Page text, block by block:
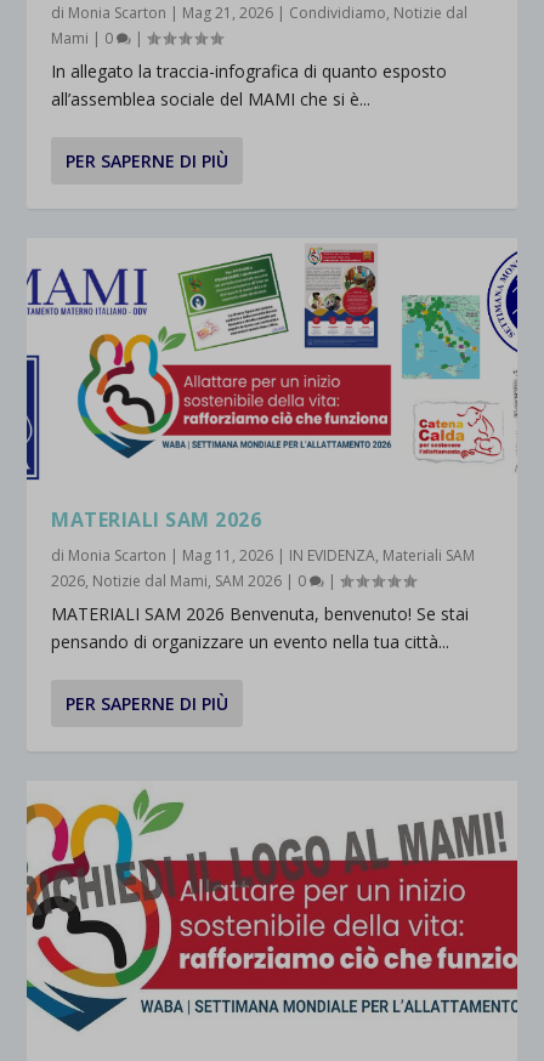
di Monia Scarton | Mag 21, 2026 | Condividiamo, Notizie dal
Mami | 0 |
In allegato la traccia-infografica di quanto esposto
all’assemblea sociale del MAMI che si è...
PER SAPERNE DI PIÙ
MATERIALI SAM 2026
di Monia Scarton | Mag 11, 2026 | IN EVIDENZA, Materiali SAM
2026, Notizie dal Mami, SAM 2026 | 0 |
MATERIALI SAM 2026 Benvenuta, benvenuto! Se stai
pensando di organizzare un evento nella tua città...
PER SAPERNE DI PIÙ